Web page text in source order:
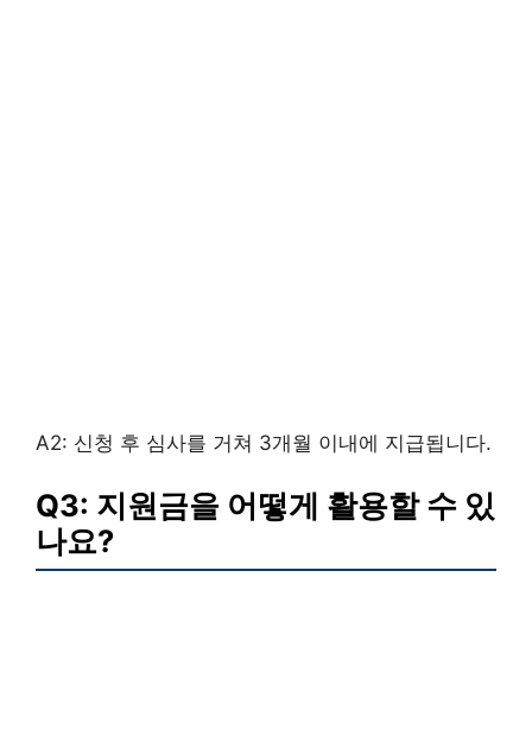
A2: 신청 후 심사를 거쳐 3개월 이내에 지급됩니다.
Q3: 지원금을 어떻게 활용할 수 있
나요?